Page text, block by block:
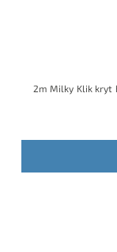
2m Milky Klik kryt